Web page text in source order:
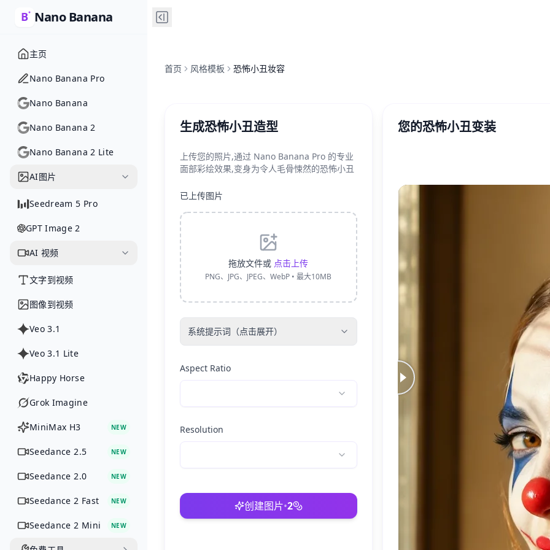
Nano Banana
主页
Nano Banana Pro
Nano Banana
Nano Banana 2
Nano Banana 2 Lite
AI图片
Seedream 5 Pro
GPT Image 2
AI 视频
文字到视频
图像到视频
Veo 3.1
Veo 3.1 Lite
Happy Horse
Grok Imagine
MiniMax H3 NEW
Seedance 2.5 NEW
Seedance 2.0 NEW
Seedance 2 Fast NEW
Seedance 2 Mini NEW
首页 风格模板 恐怖小丑妆容
生成恐怖小丑造型
上传您的照片,通过 Nano Banana Pro 的专业
面部彩绘效果,变身为令人毛骨悚然的恐怖小丑
已上传图片
拖放文件或 点击上传
PNG、JPG、JPEG、WebP • 最大10MB
系统提示词（点击展开）
Aspect Ratio
Resolution
创建图片•2
您的恐怖小丑变装